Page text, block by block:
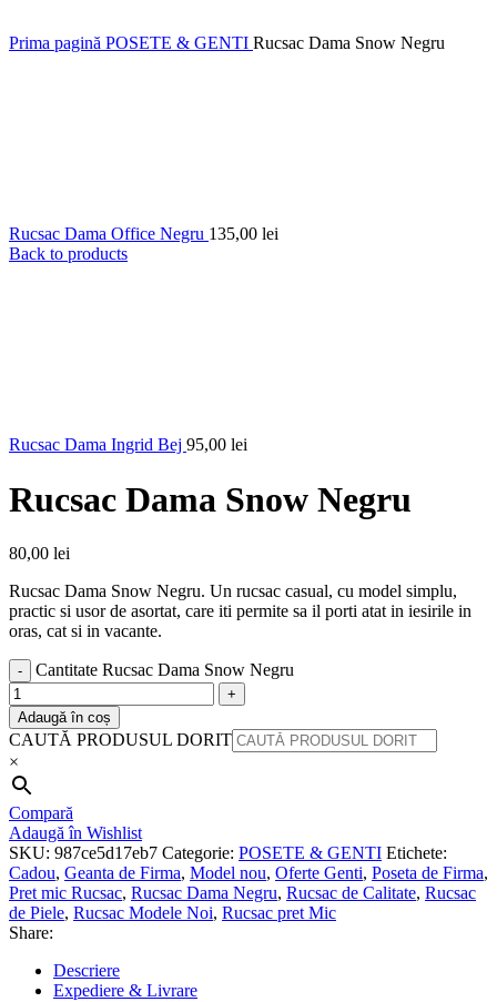
Prima pagină POSETE & GENTI Rucsac Dama Snow Negru
Rucsac Dama Office Negru 135,00 lei
Back to products
Rucsac Dama Ingrid Bej 95,00 lei
Rucsac Dama Snow Negru
80,00 lei
Rucsac Dama Snow Negru. Un rucsac casual, cu model simplu,
practic si usor de asortat, care iti permite sa il porti atat in iesirile in
oras, cat si in vacante.
Cantitate Rucsac Dama Snow Negru
Adaugă în coș
CAUTĂ PRODUSUL DORIT
×
Compară
Adaugă în Wishlist
SKU: 987ce5d17eb7 Categorie: POSETE & GENTI Etichete:
Cadou, Geanta de Firma, Model nou, Oferte Genti, Poseta de Firma,
Pret mic Rucsac, Rucsac Dama Negru, Rucsac de Calitate, Rucsac
de Piele, Rucsac Modele Noi, Rucsac pret Mic
Share:
Descriere
Expediere & Livrare